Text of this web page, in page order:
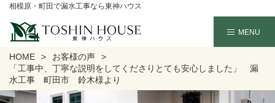
相模原・町田で漏水工事なら東神ハウス
HOME
お客様の声
「工事中、丁寧な説明をしてくださりとても安心しました」 漏
水工事 町田市 鈴木様より